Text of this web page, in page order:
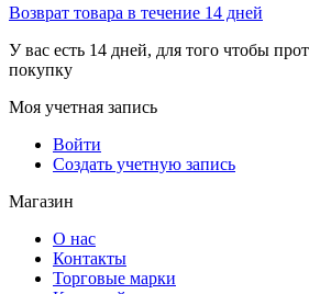
Возврат товара в течение 14 дней
У вас есть 14 дней, для того чтобы
покупку
Моя учетная запись
Войти
Создать учетную запись
Магазин
О нас
Контакты
Торговые марки